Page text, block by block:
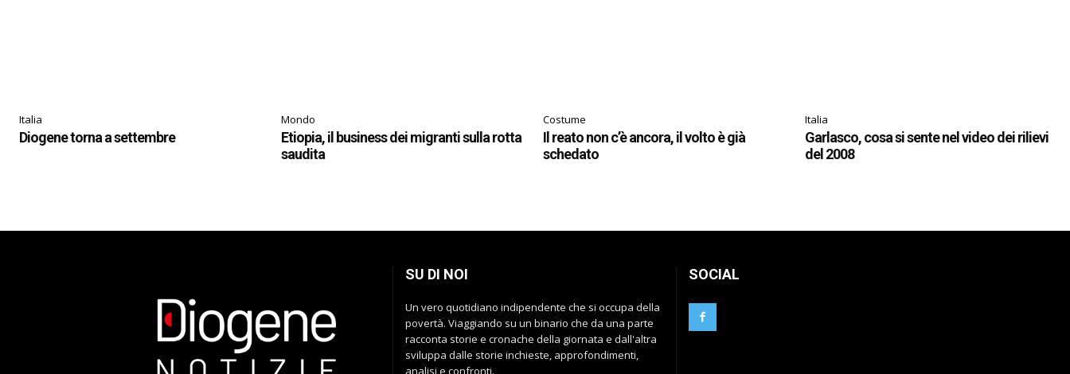
Italia
Diogene torna a settembre
Mondo
Etiopia, il business dei migranti sulla rotta
saudita
Costume
Il reato non c’è ancora, il volto è già
schedato
Italia
Garlasco, cosa si sente nel video dei rilievi
del 2008
SU DI NOI
Un vero quotidiano indipendente che si occupa della
povertà. Viaggiando su un binario che da una parte
racconta storie e cronache della giornata e dall'altra
sviluppa dalle storie inchieste, approfondimenti,
SOCIAL